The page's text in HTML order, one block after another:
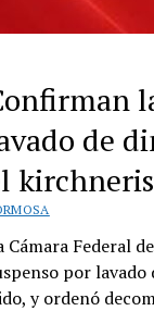
de
Cámara Federal
por
y ordenó